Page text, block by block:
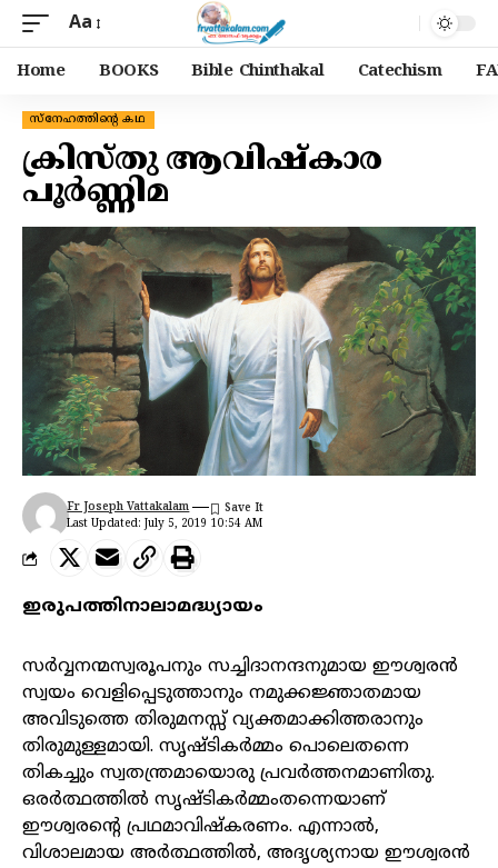
Aa
Home BOOKS Bible Chinthakal Catechism
സ്നേഹത്തിന്റെ കഥ
ക്രിസ്തു ആവിഷ്‌കാര
പൂർണ്ണിമ
Last Updated: July 5, 2019 10:54 AM
Fr Joseph Vattakalam
ഇരുപത്തിനാലാമദ്ധ്യായം
സർവ്വനന്മസ്വരൂപനും സച്ചിദാനന്ദനുമായ ഈശ്വരൻ
സ്വയം വെളിപ്പെടുത്താനും നമുക്കജ്ഞാതമായ
അവിടുത്തെ തിരുമനസ്സ് വ്യക്തമാക്കിത്തരാനും
തിരുമുള്ളമായി. സൃഷ്ടികർമ്മം പൊലെതന്നെ
തികച്ചും സ്വതന്ത്രമായൊരു പ്രവർത്തനമാണിതു.
ഒരർത്ഥത്തിൽ സൃഷ്ടികർമ്മംതന്നെയാണ്
ഈശ്വരന്റെ പ്രഥമാവിഷ്‌കരണം. എന്നാൽ,
വിശാലമായ അർത്ഥത്തിൽ, അദൃശ്യനായ ഈശ്വരൻ